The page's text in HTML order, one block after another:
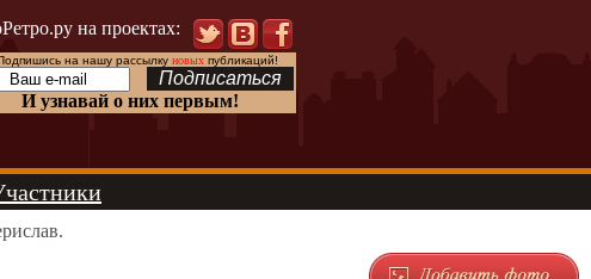
на проектах:
на нашу рассылку новыхпубликаций!
И узнавай о них первым!